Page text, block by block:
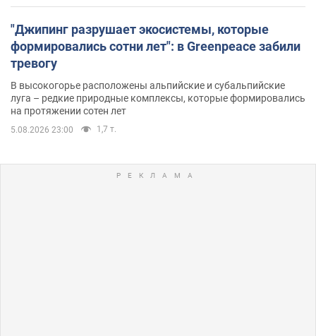
"Джипинг разрушает экосистемы, которые
формировались сотни лет": в Greenpeace забили
тревогу
В высокогорье расположены альпийские и субальпийские
луга – редкие природные комплексы, которые формировались
на протяжении сотен лет
5.08.2026 23:00 1,7 т.